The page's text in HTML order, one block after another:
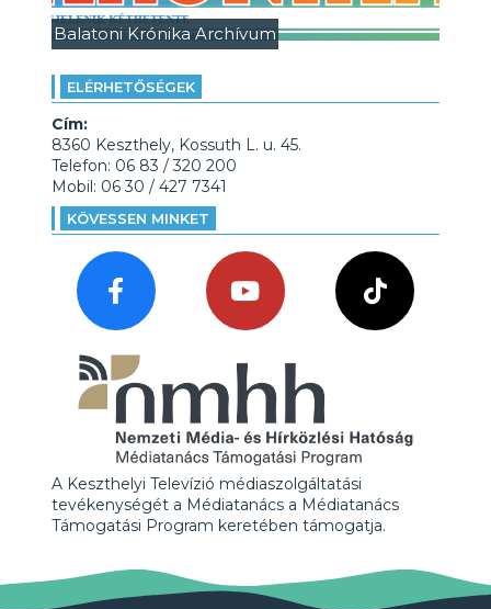
Balatoni Krónika Archívum
ELÉRHETŐSÉGEK
Cím:
8360 Keszthely, Kossuth L. u. 45.
Telefon: 06 83 / 320 200
Mobil: 06 30 / 427 7341
KÖVESSEN MINKET
A Keszthelyi Televízió médiaszolgáltatási
tevékenységét a Médiatanács a Médiatanács
Támogatási Program keretében támogatja.